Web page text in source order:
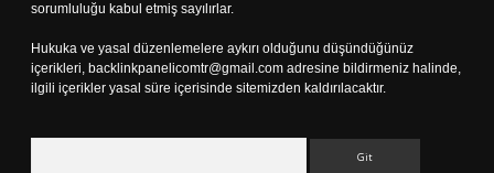
sorumluluğu kabul etmiş sayılırlar.
Hukuka ve yasal düzenlemelere aykırı olduğunu düşündüğünüz
içerikleri, backlinkpanelicomtr@gmail.com adresine bildirmeniz halinde,
ilgili içerikler yasal süre içerisinde sitemizden kaldırılacaktır.